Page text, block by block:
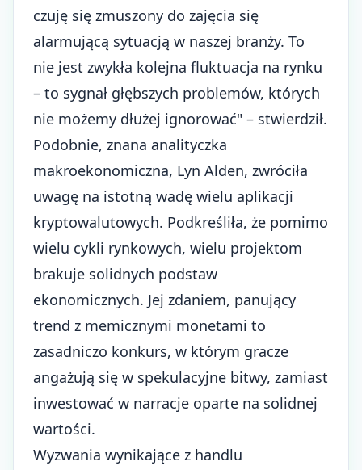
czuję się zmuszony do zajęcia się
alarmującą sytuacją w naszej branży. To
nie jest zwykła kolejna fluktuacja na rynku
– to sygnał głębszych problemów, których
nie możemy dłużej ignorować" – stwierdził.
Podobnie, znana analityczka
makroekonomiczna, Lyn Alden, zwróciła
uwagę na istotną wadę wielu aplikacji
kryptowalutowych. Podkreśliła, że pomimo
wielu cykli rynkowych, wielu projektom
brakuje solidnych podstaw
ekonomicznych. Jej zdaniem, panujący
trend z memicznymi monetami to
zasadniczo konkurs, w którym gracze
angażują się w spekulacyjne bitwy, zamiast
inwestować w narracje oparte na solidnej
wartości.
Wyzwania wynikające z handlu